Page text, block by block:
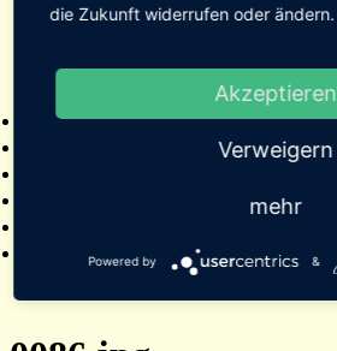
2022
2024
Bildergalerien
Kontakt
die Zukunft widerrufen oder ändern.
Akzeptieren
Verweigern
mehr
Powered by &